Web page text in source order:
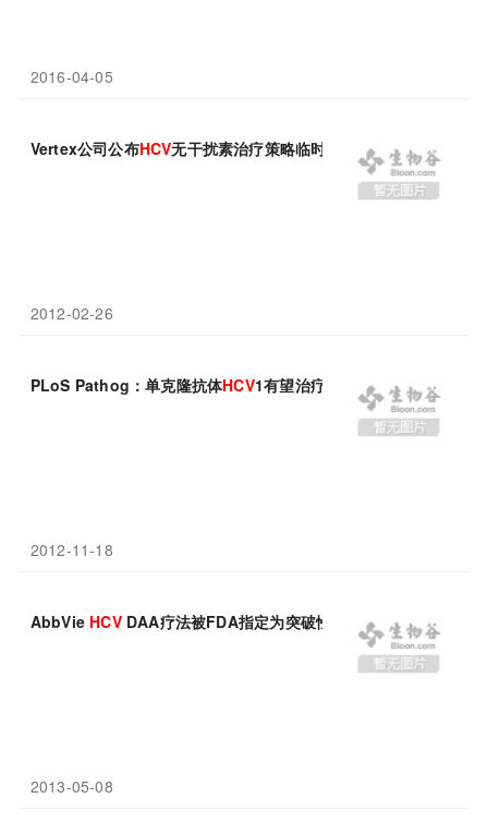
2016-04-05
Vertex公司公布HCV无干扰素治疗策略临时中期结果
2012-02-26
PLoS Pathog：单克隆抗体HCV1有望治疗丙型肝炎
2012-11-18
AbbVie HCVDAA疗法被FDA指定为突破性疗法
2013-05-08